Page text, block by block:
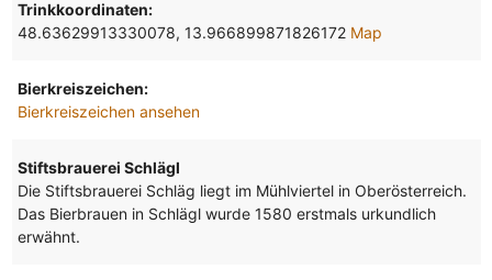
Trinkkoordinaten:
48.63629913330078, 13.966899871826172 Map
Bierkreiszeichen:
Bierkreiszeichen ansehen
Stiftsbrauerei Schlägl
Die Stiftsbrauerei Schläg liegt im Mühlviertel in Oberösterreich.
Das Bierbrauen in Schlägl wurde 1580 erstmals urkundlich
erwähnt.